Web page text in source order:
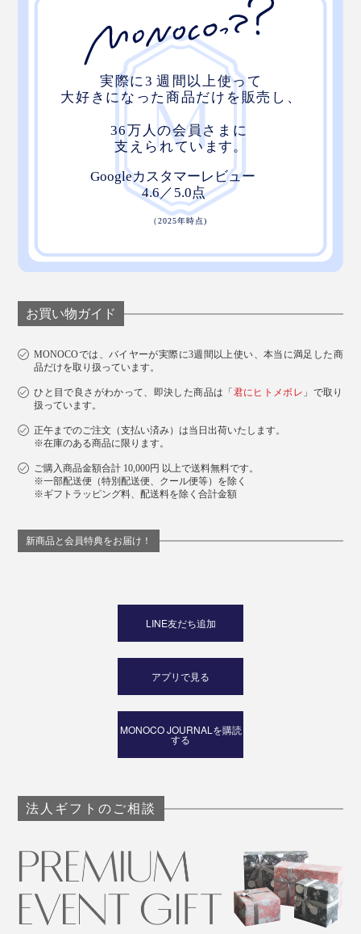
お買い物ガイド
MONOCOでは、バイヤーが実際に3週間以上使い、本当に満足した商
品だけを取り扱っています。
ひと目で良さがわかって、即決した商品は「 君にヒトメボレ 」で取り
扱っています。
正午までのご注文（支払い済み）は当日出荷いたします。
※在庫のある商品に限ります。
ご購入商品金額合計 10,000円 以上で送料無料です。
※一部配送便（特別配送便、クール便等）を除く
※ギフトラッピング料、配送料を除く合計金額
新商品と会員特典をお届け！
LINE友だち追加
アプリで見る
MONOCO JOURNALを購読
する
法人ギフトのご相談